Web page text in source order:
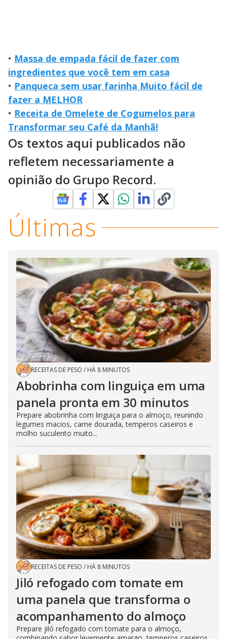
• Massa de empada fácil de fazer com
ingredientes que você tem em casa
• Panqueca sem usar farinha Muito fácil de
fazer a MELHOR
• Receita de Omelete de Cogumelos para
Transformar seu Café da Manhã!
Os textos aqui publicados não
refletem necessariamente a
opinião do Grupo Record.
Últimas
RECEITAS DE PESO / HÁ 8 MINUTOS
Abobrinha com linguiça em uma
panela pronta em 30 minutos
Prepare abobrinha com linguiça para o almoço, reunindo
legumes macios, carne dourada, temperos caseiros e
molho suculento muito...
RECEITAS DE PESO / HÁ 8 MINUTOS
Jiló refogado com tomate em
uma panela que transforma o
acompanhamento do almoço
Prepare jiló refogado com tomate para o almoço,